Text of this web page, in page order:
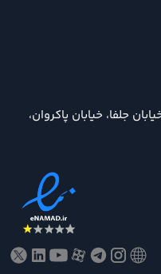
جلفا، خیابان پاکروان،